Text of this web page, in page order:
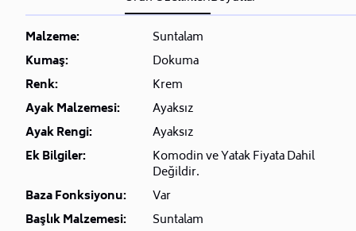
Malzeme:
Suntalam
Kumaş:
Dokuma
Renk:
Krem
Ayak Malzemesi:
Ayaksız
Ayak Rengi:
Ayaksız
Ek Bilgiler:
Komodin ve Yatak Fiyata Dahil
Değildir.
Baza Fonksiyonu:
Var
Başlık Malzemesi:
Suntalam